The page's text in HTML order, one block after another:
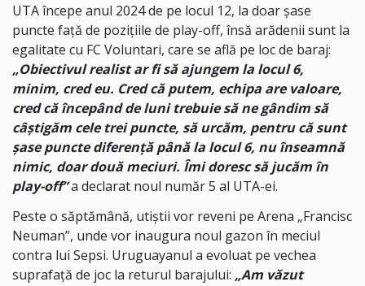
UTA începe anul 2024 de pe locul 12, la doar șase
puncte față de pozițiile de play-off, însă arădenii sunt la
egalitate cu FC Voluntari, care se află pe loc de baraj:
„Obiectivul realist ar fi să ajungem la locul 6,
minim, cred eu. Cred că putem, echipa are valoare,
cred că începând de luni trebuie să ne gândim să
câștigăm cele trei puncte, să urcăm, pentru că sunt
șase puncte diferență până la locul 6, nu înseamnă
nimic, doar două meciuri. Îmi doresc să jucăm în
play-off”a declarat noul număr 5 al UTA-ei.
Peste o săptămână, utiștii vor reveni pe Arena „Francisc
Neuman”, unde vor inaugura noul gazon în meciul
contra lui Sepsi. Uruguayanul a evoluat pe vechea
suprafață de joc la returul barajului: „Am văzut